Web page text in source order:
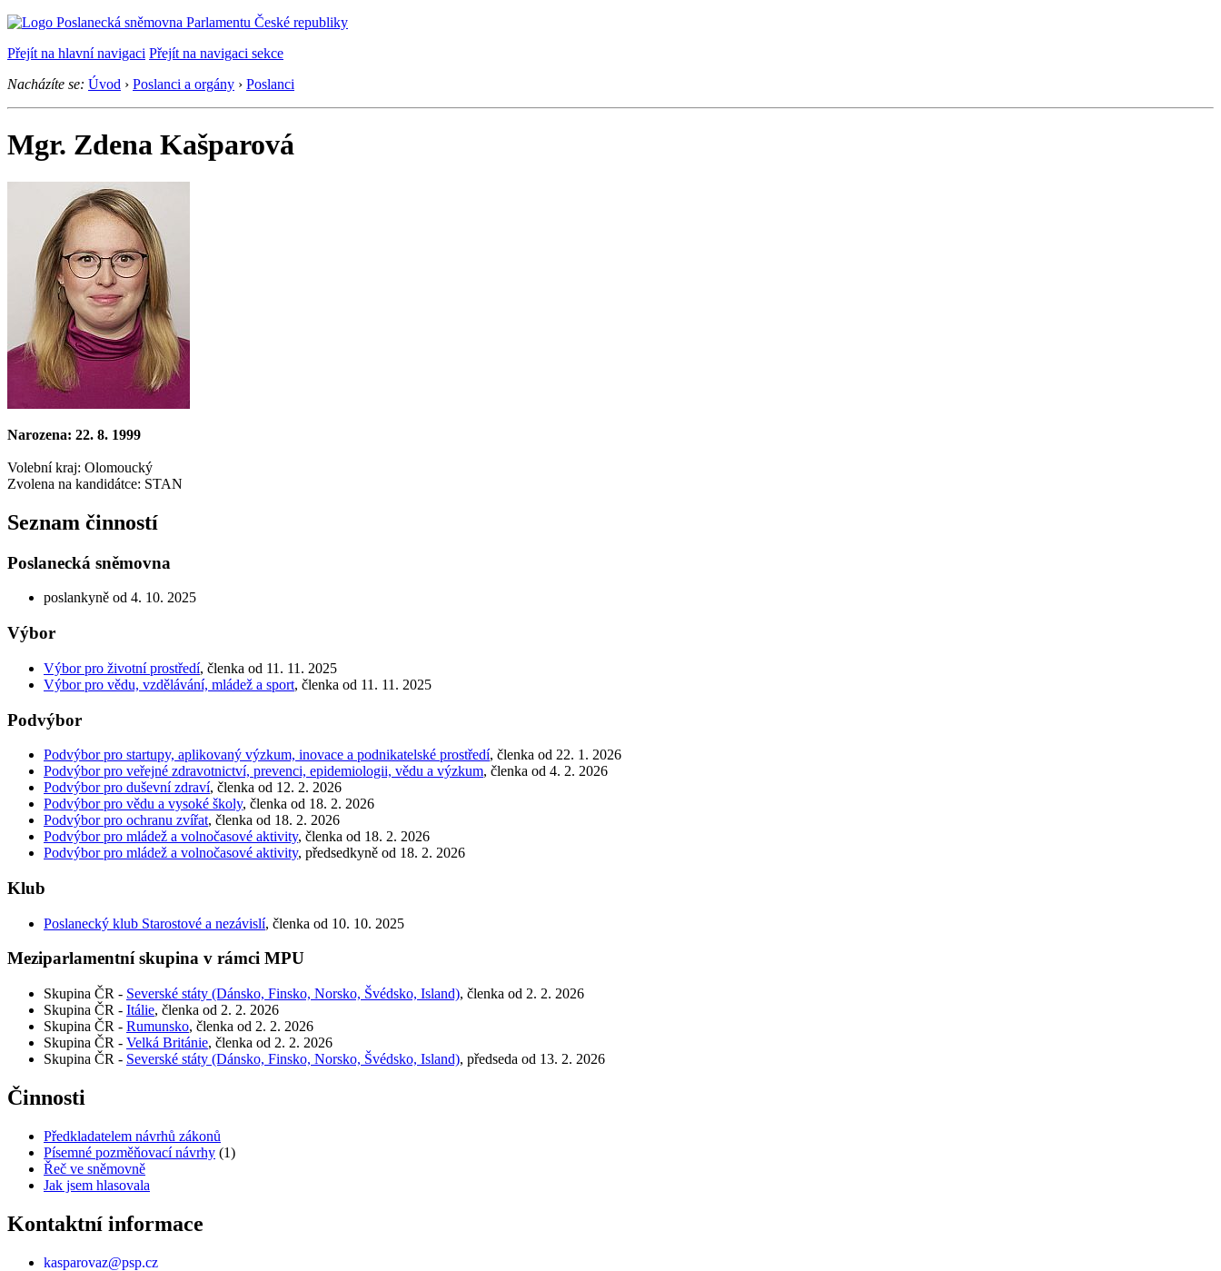
Přejít na hlavní navigaci Přejít na navigaci sekce
Nacházíte se: Úvod › Poslanci a orgány › Poslanci
Mgr. Zdena Kašparová
Narozena: 22. 8. 1999
Volební kraj: Olomoucký
Zvolena na kandidátce: STAN
Seznam činností
Poslanecká sněmovna
poslankyně od 4. 10. 2025
Výbor
Výbor pro životní prostředí, členka od 11. 11. 2025
Výbor pro vědu, vzdělávání, mládež a sport, členka od 11. 11. 2025
Podvýbor
Podvýbor pro startupy, aplikovaný výzkum, inovace a podnikatelské prostředí, členka od 22. 1. 2026
Podvýbor pro veřejné zdravotnictví, prevenci, epidemiologii, vědu a výzkum, členka od 4. 2. 2026
Podvýbor pro duševní zdraví, členka od 12. 2. 2026
Podvýbor pro vědu a vysoké školy, členka od 18. 2. 2026
Podvýbor pro ochranu zvířat, členka od 18. 2. 2026
Podvýbor pro mládež a volnočasové aktivity, členka od 18. 2. 2026
Podvýbor pro mládež a volnočasové aktivity, předsedkyně od 18. 2. 2026
Klub
Poslanecký klub Starostové a nezávislí, členka od 10. 10. 2025
Meziparlamentní skupina v rámci MPU
Skupina ČR - Severské státy (Dánsko, Finsko, Norsko, Švédsko, Island), členka od 2. 2. 2026
Skupina ČR - Itálie, členka od 2. 2. 2026
Skupina ČR - Rumunsko, členka od 2. 2. 2026
Skupina ČR - Velká Británie, členka od 2. 2. 2026
Skupina ČR - Severské státy (Dánsko, Finsko, Norsko, Švédsko, Island), předseda od 13. 2. 2026
Činnosti
Předkladatelem návrhů zákonů
Písemné pozměňovací návrhy (1)
Řeč ve sněmovně
Jak jsem hlasovala
Kontaktní informace
kasparovaz@psp.cz